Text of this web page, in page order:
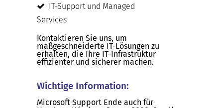
IT-Support und Managed
Services
Kontaktieren Sie uns, um
maßgeschneiderte IT-Lösungen zu
erhalten, die Ihre IT-Infrastruktur
effizienter und sicherer machen.
Wichtige Information:
Microsoft Support Ende auch für